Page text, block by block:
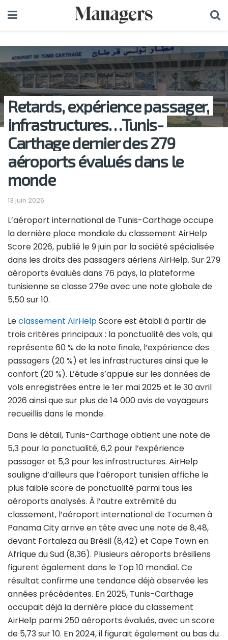
Retards, expérience passager,
infrastructures…Tunis-
Carthage dernier des 279
aéroports évalués dans le
monde
13 juin 2026
L’aéroport international de Tunis-Carthage occupe
la dernière place mondiale du classement AirHelp
Score 2026, publié le 9 juin par la société spécialisée
dans les droits des passagers aériens AirHelp. Sur 279
aéroports évalués dans 76 pays, la plateforme
tunisienne se classe 279e avec une note globale de
5,50 sur 10.
Leclassement AirHelpScore est établi à partir de
trois critères principaux : la ponctualité des vols, qui
représente 60 % de la note finale, l’expérience des
passagers (20 %) et les infrastructures ainsi que le
confort (20 %). L’étude s’appuie sur les données de
vols enregistrées entre le 1er mai 2025 et le 30 avril
2026 ainsi que sur plus de 14 000 avis de voyageurs
recueillis dans le monde.
Dans le détail, Tunis-Carthage obtient une note de
5,3 pour la ponctualité, 6,2 pour l’expérience
passager et 5,3 pour les infrastructures. AirHelp
souligne d’ailleurs que l’aéroport tunisien affiche le
plus faible score de ponctualité parmi tous les
aéroports analysés. À l’autre extrémité du
classement, l’aéroport international de Tocumen à
Panama City arrive en tête avec une note de 8,48,
devant Fortaleza au Brésil (8,42) et Cape Town en
Afrique du Sud (8,36). Plusieurs aéroports brésiliens
figurent également dans le Top 10 mondial. Ce
résultat confirme une tendance déjà observée les
années précédentes. En 2025, Tunis-Carthage
occupait déjà la dernière place du classement
AirHelp parmi 250 aéroports évalués, avec un score
de 5,73 sur 10. En 2024, il figurait également au bas du